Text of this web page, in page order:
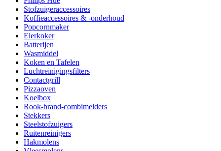
Stofzuigeraccessoires
Koffieaccessoires & -onderhoud
Popcornmaker
Eierkoker
Batterijen
Wasmiddel
Koken en Tafelen
Luchtreinigingsfilters
Contactgrill
Pizzaoven
Koelbox
Rook-brand-combimelders
Stekkers
Steelstofzuigers
Ruitenreinigers
Hakmolens